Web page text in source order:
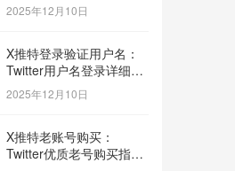
指南！
2025年12月10日
X推特登录验证用户名：
Twitter用户名登录详细指
南！
2025年12月10日
X推特老账号购买：
Twitter优质老号购买指